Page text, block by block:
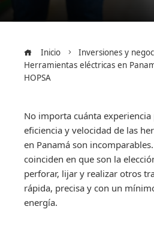
Inicio
Inversiones y
Herramientas eléctricas en
HOPSA
No importa cuánta experiencia
eficiencia y velocidad de las
en Panamá son
coinciden en que son la
perforar, lijar y realizar otros
rápida, precisa y con un
energía.